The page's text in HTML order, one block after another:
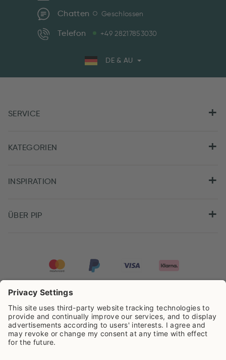
Chatten Geschlossen
Telefon +49 28217853030
DE & AU
SERVICE
KATEGORIEN
INSPIRATION
ÜBER PIP